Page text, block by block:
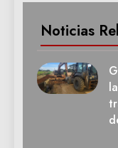
Noticias